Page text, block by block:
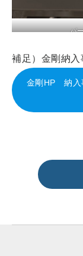
バ
補足）金剛納
金剛HP 納